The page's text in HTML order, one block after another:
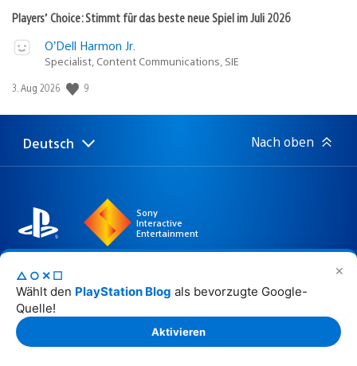
✕
△○✕☐
Wählt den PlayStation Blog als bevorzugte Google-
Quelle!
Aktivieren
Players’ Choice: Stimmt für das beste neue Spiel im Juli 2026
O’Dell Harmon Jr.
Specialist, Content Communications, SIE
Veröffentlichungsdatum:
3. Aug 2026 9
Select
Aktuelle
Deutsch Nach oben
Sony
Interactive
Entertainment
Website © 2026 Sony Interactive Entertainment Europe
Limited. Sämtlicher Inhalt, sämtliche Spieltitel,
Handelsnamen beziehungsweise Aufmachungen,
Warenzeichen, Illustrationen und damit verbundene